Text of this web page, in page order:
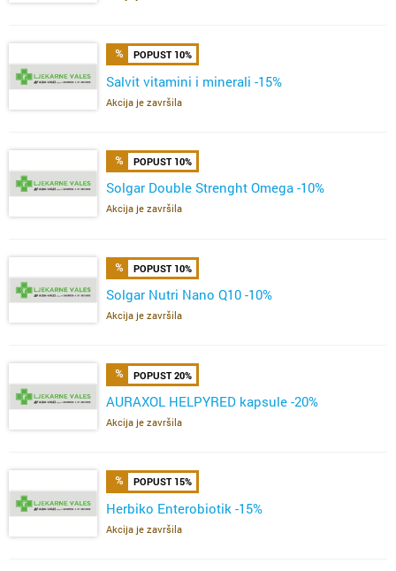
POPUST 10%
Salvit vitamini i minerali -15%
Akcija je završila
POPUST 10%
Solgar Double Strenght Omega -10%
Akcija je završila
POPUST 10%
Solgar Nutri Nano Q10 -10%
Akcija je završila
POPUST 20%
AURAXOL HELPYRED kapsule -20%
Akcija je završila
POPUST 15%
Herbiko Enterobiotik -15%
Akcija je završila